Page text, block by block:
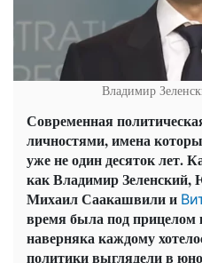
Владимир
Современная
личностями, имена
уже не один десяток лет.
как Владимир
Михаил Саакашвили и
время была под прицелом
наверняка каждому
политики выглядели в